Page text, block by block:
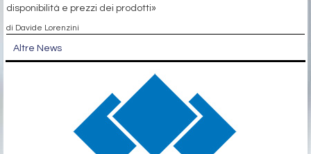
disponibilità e prezzi dei prodotti»
di Davide Lorenzini
Altre News